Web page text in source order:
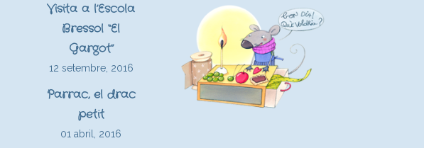
Visita a l’Escola
Bressol “El
Gargot”
12 setembre, 2016
Parrac, el drac
petit
01 abril, 2016